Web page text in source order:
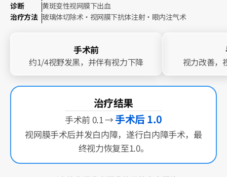
诊断
黄斑变性视网膜下出血
治疗方法 玻璃体切除术·视网膜下抗体注射·眼内注气术
手术前
约1/4视野发黑，并伴有视力下降 视力改善，
治疗结果
手术前 0.1 →手术后 1.0
视网膜手术后并发白内障，遂行白内障手术，最
终视力恢复至1.0。